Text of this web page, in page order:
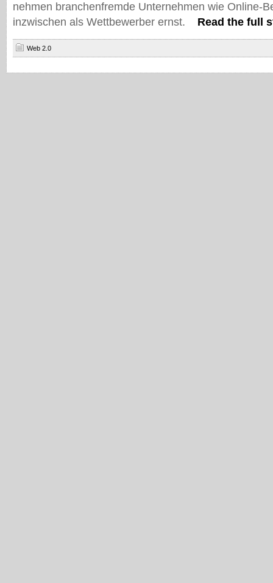
nehmen branchenfremde Unternehmen wie Online-
inzwischen als Wettbewerber ernst.
Read the full
Web 2.0